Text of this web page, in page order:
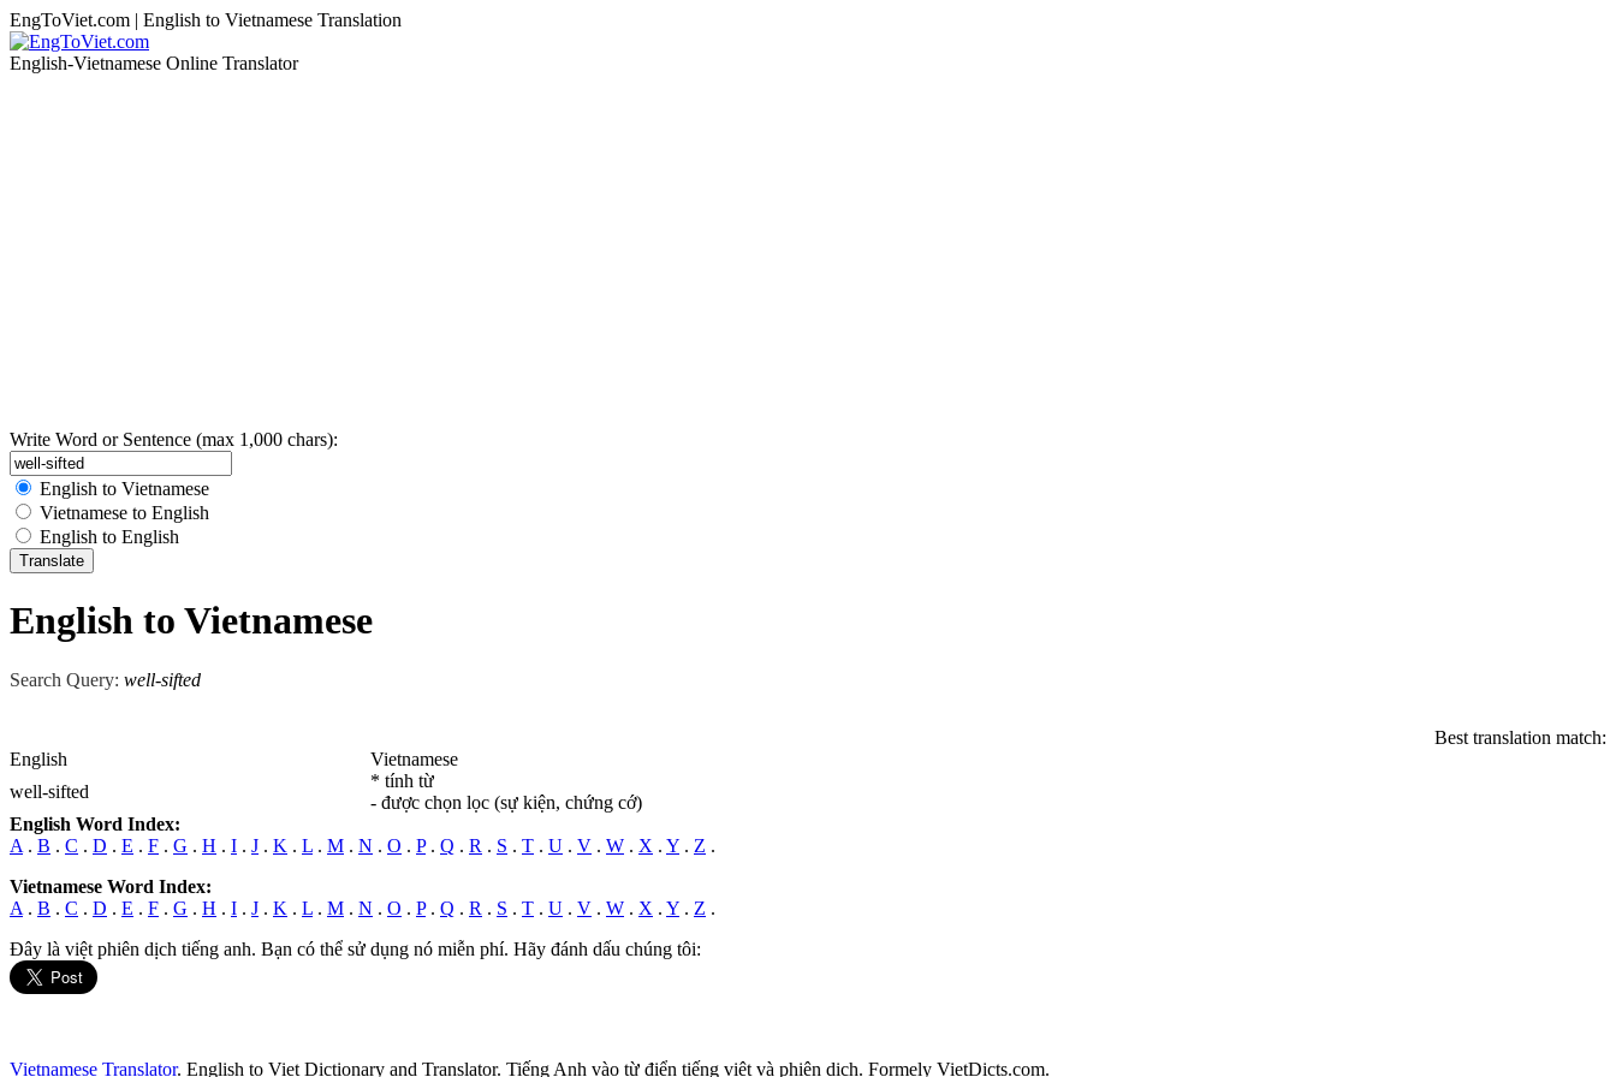
EngToViet.com | English to Vietnamese Translation
English-Vietnamese Online Translator
Write Word or Sentence (max 1,000 chars):
English to Vietnamese
Vietnamese to English
English to English
English to Vietnamese
Search Query: well-sifted
Best translation match:
English
Vietnamese
well-sifted
* tính từ
- được chọn lọc (sự kiện, chứng cớ)
English Word Index:
A . B . C . D . E . F . G . H . I . J . K . L . M . N . O . P. Q . R . S . T . U . V . W . X . Y . Z .
Vietnamese Word Index:
A . B . C . D . E . F . G . H . I . J . K . L . M . N . O . P. Q . R . S . T . U . V . W . X . Y . Z .
Đây là việt phiên dịch tiếng anh. Bạn có thể sử dụng nó miễn phí. Hãy đánh dấu chúng tôi:
Vietnamese Translator. English to Viet Dictionary and Translator. Tiếng Anh vào từ điển tiếng việt và phiên dịch. Formely VietDicts.com.